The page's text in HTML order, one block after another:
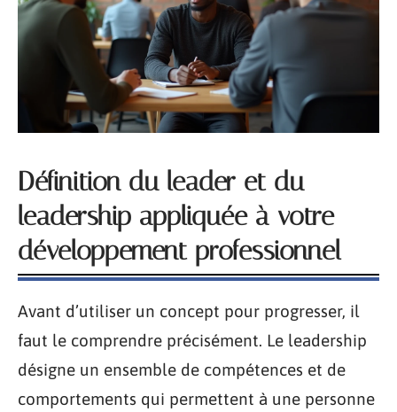
Définition du leader et du
leadership appliquée à votre
développement professionnel
Avant d’utiliser un concept pour progresser, il
faut le comprendre précisément. Le leadership
désigne un ensemble de compétences et de
comportements qui permettent à une personne